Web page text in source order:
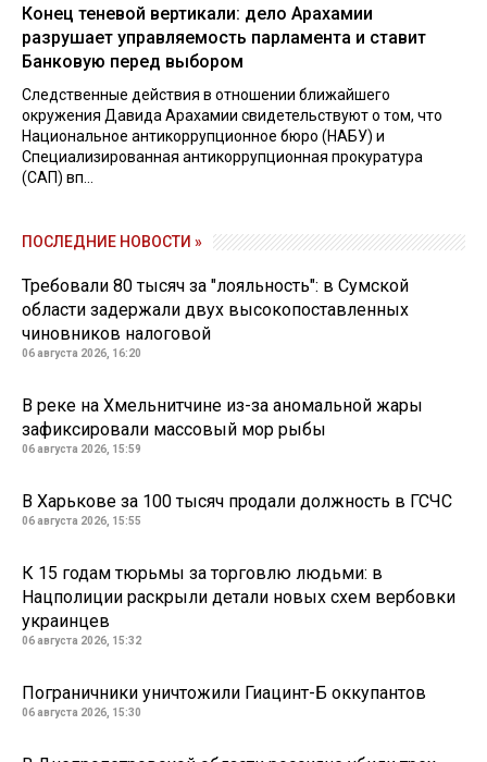
Конец теневой вертикали: дело Арахамии
разрушает управляемость парламента и ставит
Банковую перед выбором
Следственные действия в отношении ближайшего
окружения Давида Арахамии свидетельствуют о том, что
Национальное антикоррупционное бюро (НАБУ) и
Специализированная антикоррупционная прокуратура
(САП) вп...
ПОСЛЕДНИЕ НОВОСТИ »
Требовали 80 тысяч за "лояльность": в Сумской
области задержали двух высокопоставленных
чиновников налоговой
06 августа 2026, 16:20
В реке на Хмельнитчине из-за аномальной жары
зафиксировали массовый мор рыбы
06 августа 2026, 15:59
В Харькове за 100 тысяч продали должность в ГСЧС
06 августа 2026, 15:55
К 15 годам тюрьмы за торговлю людьми: в
Нацполиции раскрыли детали новых схем вербовки
украинцев
06 августа 2026, 15:32
Пограничники уничтожили Гиацинт-Б оккупантов
06 августа 2026, 15:30